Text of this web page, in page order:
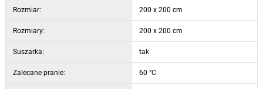
Rozmiar: 200 x 200 cm
Rozmiary: 200 x 200 cm
Suszarka: tak
Zalecane pranie: 60 °C